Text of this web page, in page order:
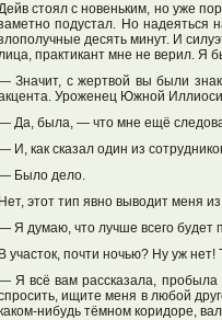
стоял с новеньким, но уже
подустал. Но надеяться
десять минут. И
практикант мне не верил. Я
Значит, с жертвой вы были
Уроженец Южной
Да, была, — что мне ещё
И, как сказал один из
Было дело.
Нет, этот тип явно выводит меня
Я думаю, что лучше всего будет
В участок, почти ночью? Ну уж нет!
Я всё вам рассказала, пробыла
ищите меня в любой
нибудь тёмном коридоре,